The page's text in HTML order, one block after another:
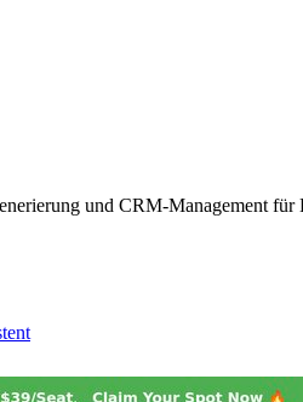
und CRM-Management